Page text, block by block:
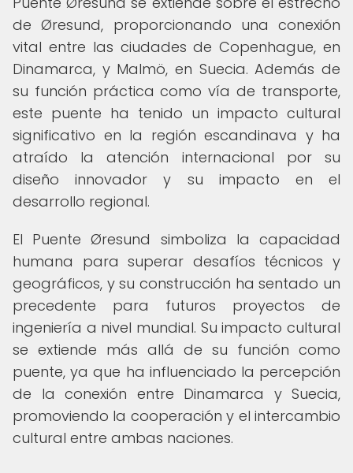
de Øresund, proporcionando una conexión
vital entre las ciudades de Copenhague, en
Dinamarca, y Malmö, en Suecia. Además de
su función práctica como vía de transporte,
este puente ha tenido un impacto cultural
significativo en la región escandinava y ha
atraído la atención internacional por su
diseño innovador y su impacto en el
desarrollo regional.
El Puente Øresund simboliza la capacidad
humana para superar desafíos técnicos y
geográficos, y su construcción ha sentado un
precedente para futuros proyectos de
ingeniería a nivel mundial. Su impacto cultural
se extiende más allá de su función como
puente, ya que ha influenciado la percepción
de la conexión entre Dinamarca y Suecia,
promoviendo la cooperación y el intercambio
cultural entre ambas naciones.